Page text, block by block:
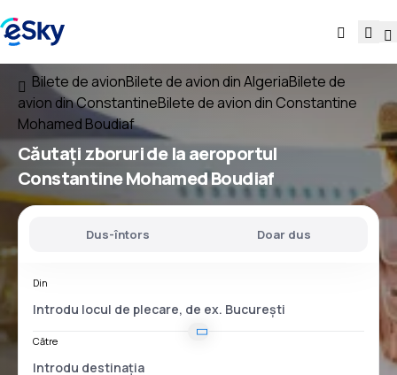
Bilete de avionBilete de avion din AlgeriaBilete de
avion din ConstantineBilete de avion din Constantine
Mohamed Boudiaf
Căutațizboruride laaeroportul
Constantine Mohamed Boudiaf
Dus-întors Doar dus
Din
Către